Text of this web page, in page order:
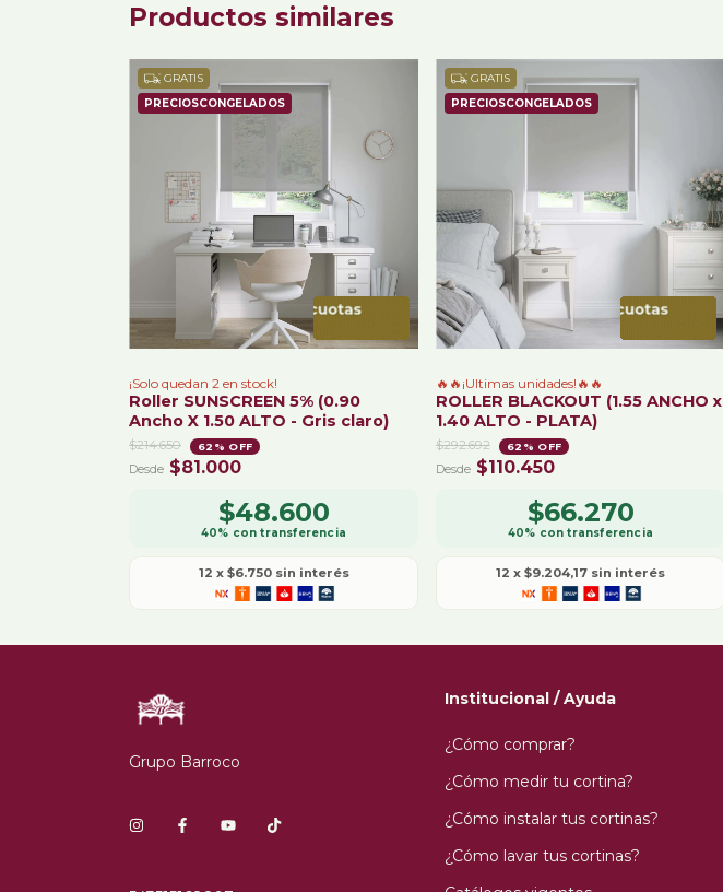
Productos similares
GRATIS
Roller SUNSCREEN 5% (0.90
Ancho X 1.50 ALTO - Gris claro)
$81.000
$214.650 62 % OFF
12 x $6.750 sin interés
$48.600
¡Solo quedan 2 en stock!
GRATIS
ROLLER BLACKOUT (1.55 ANCHO x
1.40 ALTO - PLATA)
$110.450
$292.692 62 % OFF
12 x $9.204,17 sin interés
$66.270
🔥🔥¡Ultimas unidades!🔥🔥
Grupo Barroco
Institucional / Ayuda
¿Cómo comprar?
¿Cómo medir tu cortina?
¿Cómo instalar tus cortinas?
¿Cómo lavar tus cortinas?